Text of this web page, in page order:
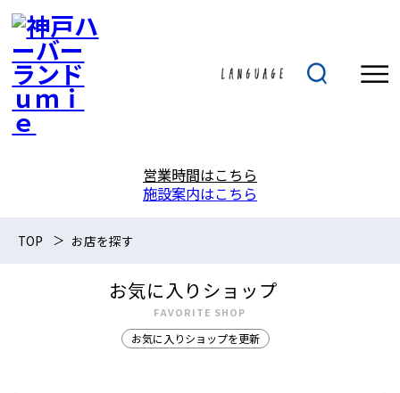
営業時間はこちら
施設案内はこちら
TOP お店を探す
お気に入りショップ
FAVORITE SHOP
お気に入りショップを更新